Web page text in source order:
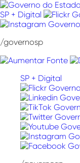
Pular
para
o
SP + Digital
/governosp
SP + Digital